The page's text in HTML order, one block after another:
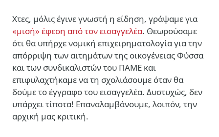
Χτες, μόλις έγινε γνωστή η είδηση, γράψαμε για
«μισή» έφεση από τον εισαγγελέα. Θεωρούσαμε
ότι θα υπήρχε νομική επιχειρηματολογία για την
απόρριψη των αιτημάτων της οικογένειας Φύσσα
και των συνδικαλιστών του ΠΑΜΕ και
επιφυλαχτήκαμε να τη σχολιάσουμε όταν θα
δούμε το έγγραφο του εισαγγελέα. Δυστυχώς, δεν
υπάρχει τίποτα! Επαναλαμβάνουμε, λοιπόν, την
αρχική μας κριτική.